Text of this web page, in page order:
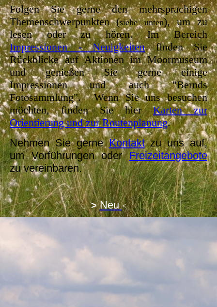
Folgen Sie gerne den mehrsprachigen
Themenschwerpunkten (siehe unten), um zu
lesen oder zu hören. Im Bereich
Impressionen - Neuigkeitenfinden Sie
Rückblicke auf Aktionen im Moormuseum
und genießen Sie gerne einige
Impressionen
und auch "Bernds
Fotosammlung".Wenn Sie uns besuchen
möchten, finden Sie hierKarten zur
Orientierung und zur Routenplanung.
Nehmen Sie gerneKontaktzu uns auf,
um Vorführungen oderFreizeitangebote
zu vereinbaren.
>Neu<